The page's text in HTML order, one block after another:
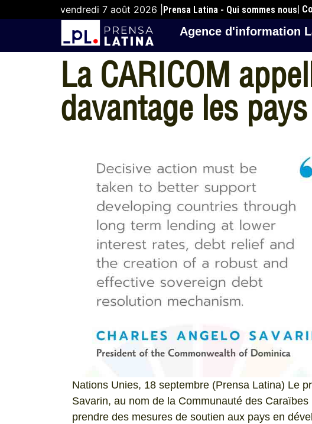
vendredi 7 août 2026 | Prensa Latina - Qui sommes nous|
Agence d'information
La CARICOM
davantage les
Nations Unies, 18 septembre (Prensa Latina) Le
Savarin, au nom de la Communauté des
prendre des mesures de soutien aux pays en